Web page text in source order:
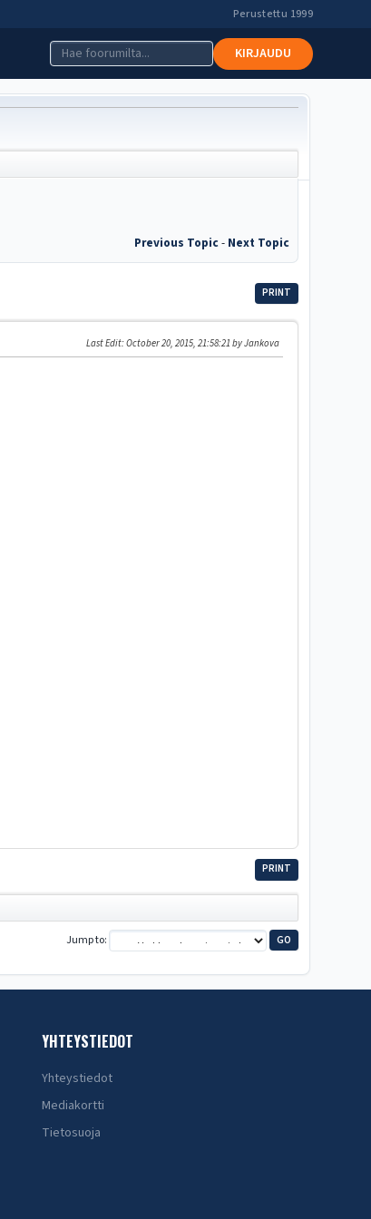
Perustettu 1999
KIRJAUDU
Previous Topic- Next Topic
PRINT
Last Edit: October 20, 2015, 21:58:21 by Jankova
PRINT
Jump to
YHTEYSTIEDOT
Yhteystiedot
Mediakortti
Tietosuoja